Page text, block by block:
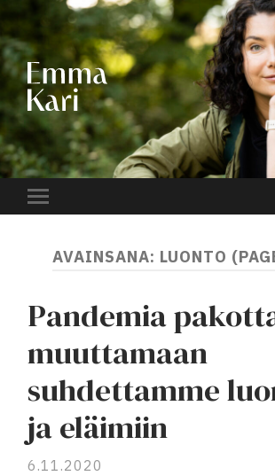
EMMA
KARI
Toggle
AVAINSANA: LUONTO
Pandemia
muuttamaan
suhdettamme
ja eläimiin
6.11.2020